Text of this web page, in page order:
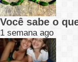
Você sabe o
1 semana ago